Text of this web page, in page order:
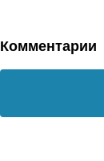
Комментарии